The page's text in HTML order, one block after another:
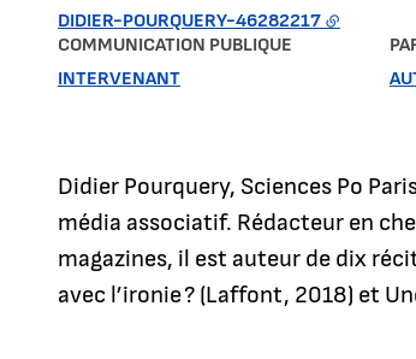
COMMUNICATION PUBLIQUE
INTERVENANT
DIDIER-POURQUERY-46282217
Didier Pourquery, Sciences Po
média associatif. Rédacteur en
magazines, il est auteur de dix
avec l’ironie ? (Laffont, 2018) et